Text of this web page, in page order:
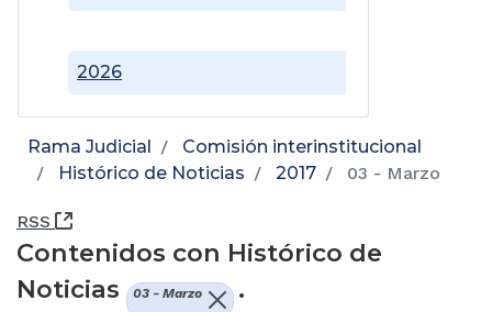
2026
Rama Judicial
Comisión interinstitucional
Histórico de Noticias
2017 03 - Marzo
RSS (Abre una nueva ventana)
Contenidos con Histórico de
Noticias
03 - Marzo .